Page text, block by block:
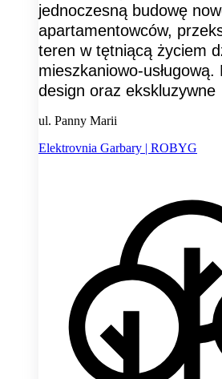
jednoczesną budowę
apartamentowców,
teren w tętniącą życiem
mieszkaniowo-
design oraz ekskluzywne
ul. Panny Marii
Elektrovnia Garbary | ROBYG